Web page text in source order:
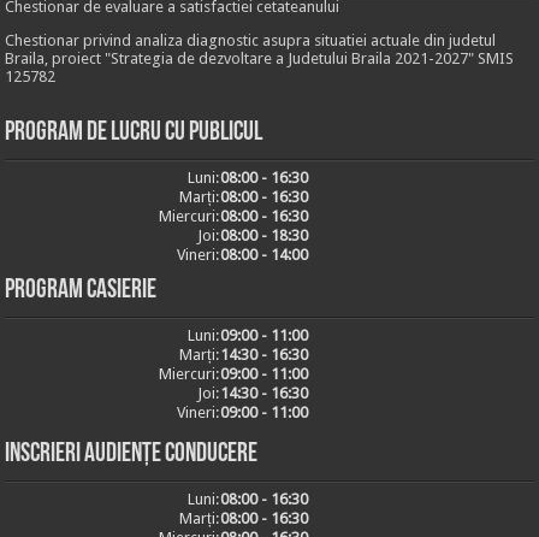
Chestionar de evaluare a satisfactiei cetateanului
Chestionar privind analiza diagnostic asupra situatiei actuale din judetul
Braila, proiect "Strategia de dezvoltare a Judetului Braila 2021-2027" SMIS
125782
Program de lucru cu publicul
Luni:08:00 - 16:30
Marți:08:00 - 16:30
Miercuri:08:00 - 16:30
Joi:08:00 - 18:30
Vineri:08:00 - 14:00
Program casierie
Luni:09:00 - 11:00
Marți:14:30 - 16:30
Miercuri:09:00 - 11:00
Joi:14:30 - 16:30
Vineri:09:00 - 11:00
Inscrieri audiențe conducere
Luni:08:00 - 16:30
Marți:08:00 - 16:30